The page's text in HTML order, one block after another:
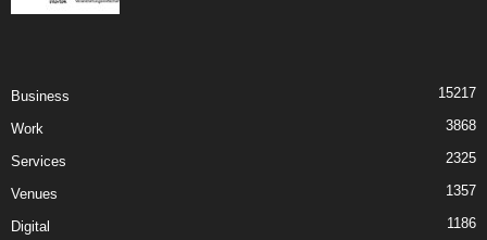
Business 15217
Work 3868
Services 2325
Venues 1357
Digital 1186